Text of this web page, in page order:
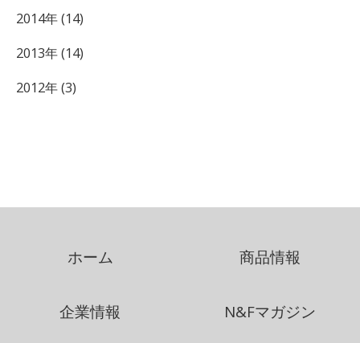
2014年 (14)
2013年 (14)
2012年 (3)
ホーム 商品情報
企業情報 N&Fマガジン